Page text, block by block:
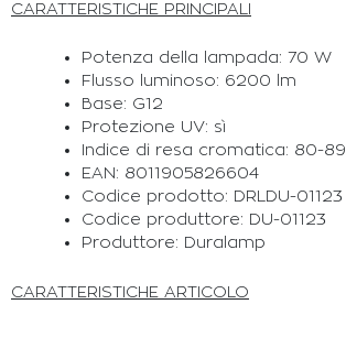
CARATTERISTICHE PRINCIPALI
Potenza della lampada: 70 W
Flusso luminoso: 6200 lm
Base: G12
Protezione UV: sì
Indice di resa cromatica: 80-89
EAN: 8011905826604
Codice prodotto: DRLDU-01123
Codice produttore: DU-01123
Produttore: Duralamp
CARATTERISTICHE ARTICOLO